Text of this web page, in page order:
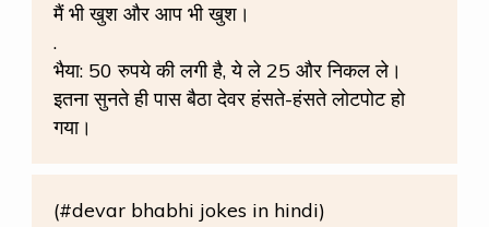
मैं भी खुश और आप भी खुश।
.
भैया: 50 रुपये‬ की लगी है, ये ले 25 और निकल ले।
इतना सुनते ही पास बैठा देवर हंसते-हंसते लोटपोट हो
गया।
(#devar bhabhi jokes in hindi)